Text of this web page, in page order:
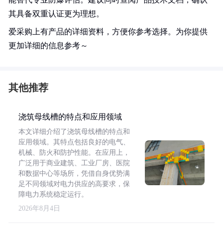
其具备双重认证更为理想。
爱采购上有产品的详细资料，方便你参考选择。为你提供
更加详细的信息参考～
其他推荐
浇筑母线槽的特点和应用领域
本文详细介绍了浇筑母线槽的特点和
应用领域。其特点包括良好的电气、
机械、防火和防护性能。在应用上，
广泛用于商业建筑、工业厂房、医院
和数据中心等场所，凭借自身优势满
足不同领域对电力供应的高要求，保
障电力系统稳定运行。
2026年8月4日